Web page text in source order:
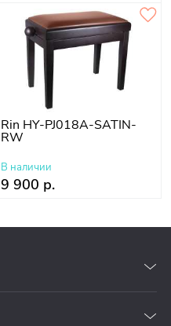
Rin HY-PJ018A-SATIN-
RW
В наличии
9 900 р.